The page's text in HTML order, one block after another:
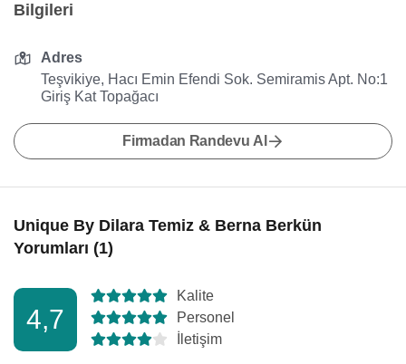
Bilgileri
Adres
Teşvikiye, Hacı Emin Efendi Sok. Semiramis Apt. No:1
Giriş Kat Topağacı
Firmadan Randevu Al
Unique By Dilara Temiz & Berna Berkün
Yorumları (1)
4,7
Kalite
Personel
İletişim